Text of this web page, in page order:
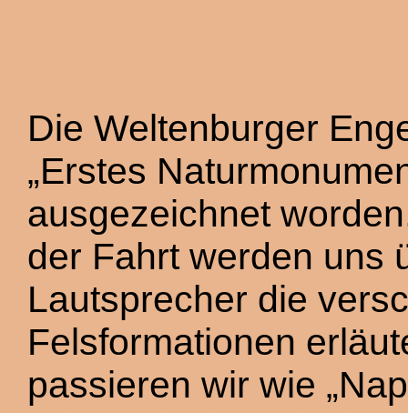
Die Weltenburger
„Erstes
ausgezeichnet
der Fahrt werden uns
Lautsprecher die
Felsformationen
passieren wir wie